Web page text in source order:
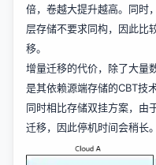
倍，卷越大提升越高。同时
层存储不要求同构，因此比
移。
增量迁移的代价，除了大量
是其依赖源端存储的CBT技
同时相比存储双挂方案，由
迁移，因此停机时间会稍长。